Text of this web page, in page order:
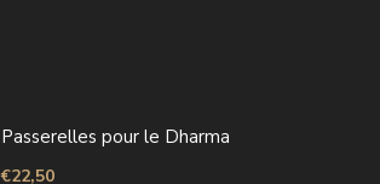
Passerelles pour le Dharma
€22,50